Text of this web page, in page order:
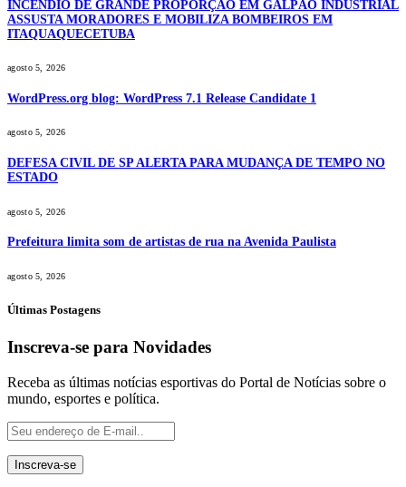
INCÊNDIO DE GRANDE PROPORÇÃO EM GALPÃO INDUSTRIAL
ASSUSTA MORADORES E MOBILIZA BOMBEIROS EM
ITAQUAQUECETUBA
agosto 5, 2026
WordPress.org blog: WordPress 7.1 Release Candidate 1
agosto 5, 2026
DEFESA CIVIL DE SP ALERTA PARA MUDANÇA DE TEMPO NO
ESTADO
agosto 5, 2026
Prefeitura limita som de artistas de rua na Avenida Paulista
agosto 5, 2026
Últimas Postagens
Inscreva-se para Novidades
Receba as últimas notícias esportivas do Portal de Notícias sobre o
mundo, esportes e política.